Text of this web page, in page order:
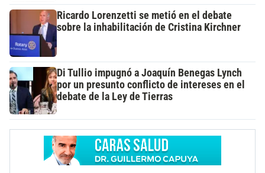
Ricardo Lorenzetti se metió en el debate
sobre la inhabilitación de Cristina Kirchner
Di Tullio impugnó a Joaquín Benegas Lynch
por un presunto conflicto de intereses en el
debate de la Ley de Tierras